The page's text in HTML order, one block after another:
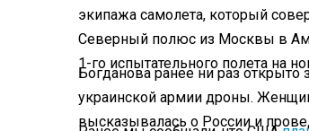
экипажа самолета, который
Северный полюс из Москвы в
1-го испытательного полета на
Богданова ранее ни раз открыто
украинской армии дроны.
высказывалась о России и